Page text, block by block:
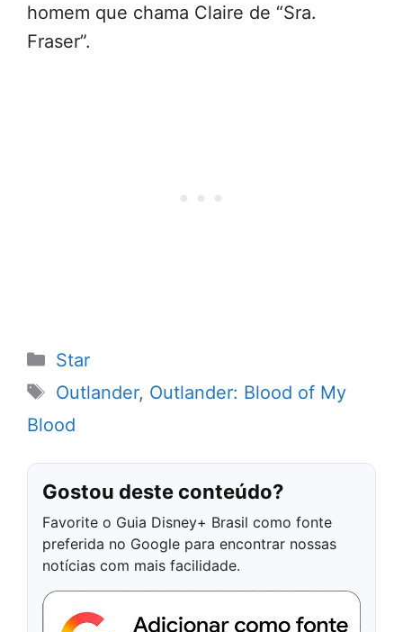
homem que chama Claire de “Sra.
Fraser”.
Categorias
Star
Tags
Outlander, Outlander: Blood of My
Blood
Gostou deste conteúdo?
Favorite o Guia Disney+ Brasil como fonte
preferida no Google para encontrar nossas
notícias com mais facilidade.